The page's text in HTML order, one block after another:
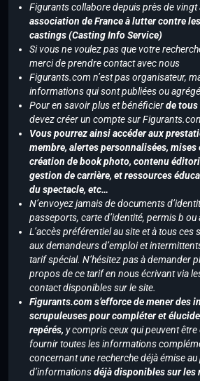
Figurants collabore depuis près de vingt
association de France à lutter contre
castings (Casting Info Service)
Si vous ne voulez pas que votre
merci de prendre contact avec nous
Figurants.com n’est pas organisateur,
informations qui sont publiées ou
Pour en savoir plus et bénéficierde tous
devez créer un compte sur
Vous pourrez ainsi accéder aux
membre, alertes personnalisées,
création de book photo, contenu
gestion de carrière, et ressources
du spectacle, etc…
N’envoyez jamais de documents
passeports, carte d’identité, permis b ou
L’accès préférentiel au site et à tous
aux demandeurs d’emploi et
tarif spécial. N’hésitez pas à demander
propos de ce tarif en nous écrivant via
contact disponibles sur le site.
Figurants.com s’efforce de mener des
scrupuleuses pour compléter et
repérés, y compris ceux qui peuvent
fournir toutes les informations
concernant une recherche déjà émise au
d’informationsdéjà disponibles sur les